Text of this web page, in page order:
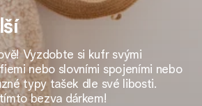
+15 000 recenzí)
nás na Google Reviews
Vyzdobte si kufr svými
nebo slovními spojeními nebo
typy tašek dle své libosti.
bezva dárkem!